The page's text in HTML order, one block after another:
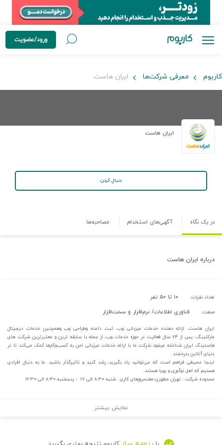
ورود/عضویت
کاربوم معرفی شرکت‌ها ایران هاست
ایران هاست
دنبال کردن
در یک نگاه آگهی‌های استخدام مصاحبه‌ها
درباره ایران هاست
تعداد نفرات: ۱۰ تا ۵۰ نفر
صنعت: فناوری اطلاعات/ نرم‌افزار و سخت‌افزار
ایران هاست، ارائه دهنده خدمات میزبانی وب، ثبت دامنه وطراحی وب وهمچنین خدمات دیجیتال
مارکتینگ، پس از ۲۴ سال فعالیت در حوزه خدمات وب، از جمله با سابقه ترین و معتبرترین شرکت های
هاستینگ ایران شناخته میشود.شرکت ما با ارائه خدمات میزبانی امن به کسب‌وکارها کمک می‌کند تا در
دنیای آنلاین بدرخشند.
اینجا محیطی فراهم است که می‌توانید یاد بگیرید، رشد کنید و تاثیرگذار باشید. ما به دنبال افرادی
هستیم که اهل نوآوری و پویا هستند.
محدوده شرکت : تهران مطهری-مفتحروزهای کاری : شنبه ۸:۳۰ الی ۱۷ - پنجشنبه ۸:۳۰ الی ۱۲:۳۰
نمایش بیشتر